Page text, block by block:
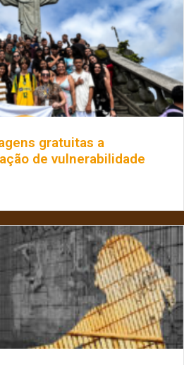
gratuitas a
de vulnerabilidade